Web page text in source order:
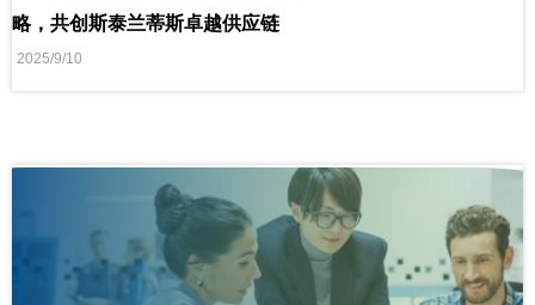
略，共创斯泰兰蒂斯卓越供应链
2025/9/10